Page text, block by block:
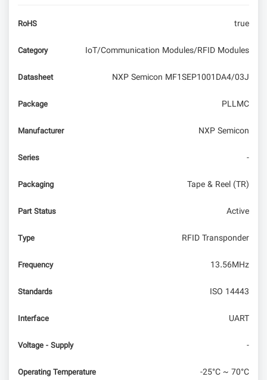
RoHS true
Category IoT/Communication Modules/RFID Modules
Datasheet NXP Semicon MF1SEP1001DA4/03J
Package PLLMC
Manufacturer NXP Semicon
Series -
Packaging Tape & Reel (TR)
Part Status Active
Type RFID Transponder
Frequency 13.56MHz
Standards ISO 14443
Interface UART
Voltage - Supply -
Operating Temperature -25°C ~ 70°C